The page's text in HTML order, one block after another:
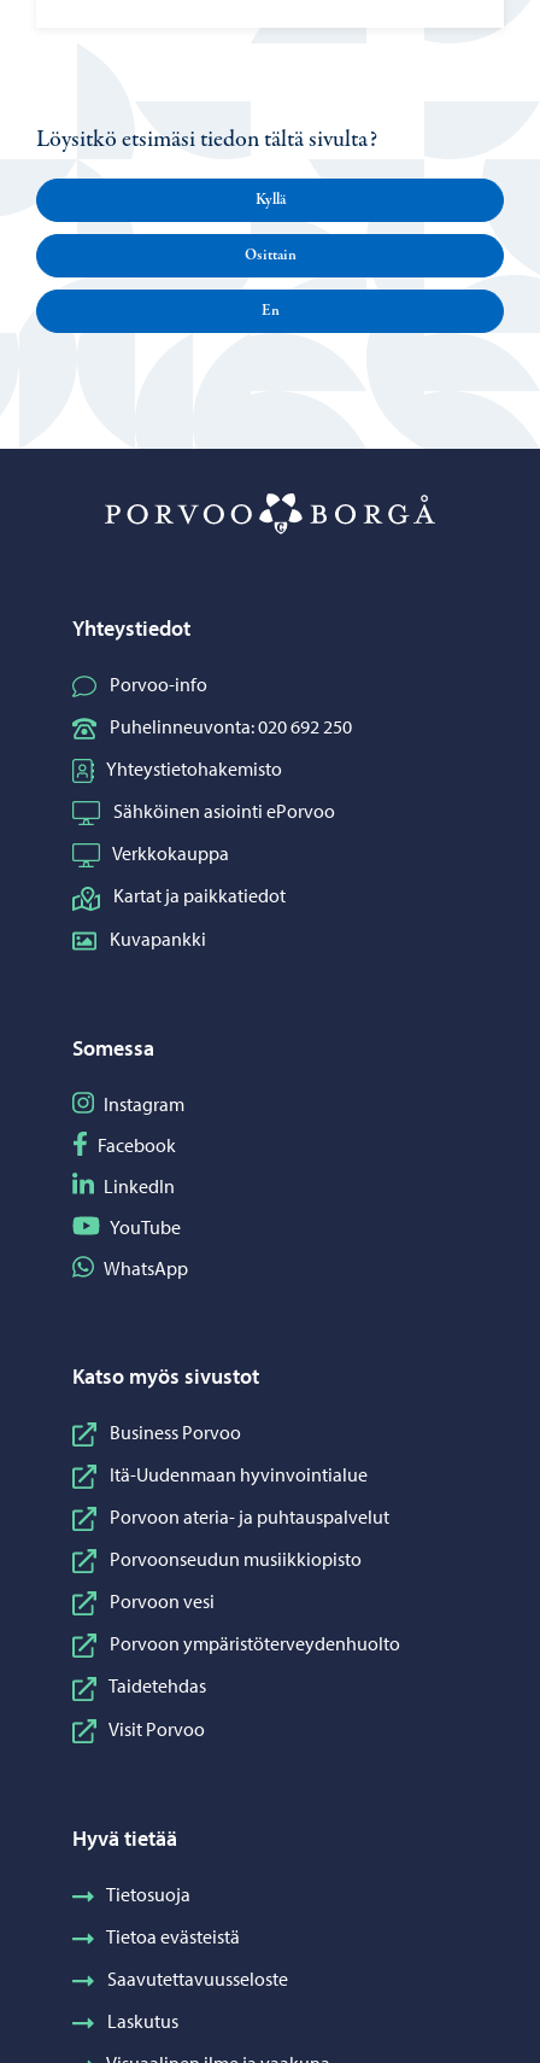
Löysitkö etsimäsi tiedon tältä sivulta?
Kyllä
Osittain
En
Yhteystiedot
Porvoo-info
Puhelinneuvonta: 020 692 250
Yhteystietohakemisto
Sähköinen asiointi ePorvoo
Verkkokauppa
Kartat ja paikkatiedot
Kuvapankki
Somessa
Seuraa Instagram
Instagram
Seuraa Facebook
Facebook
Seuraa LinkedIn
LinkedIn
Seuraa YouTube
YouTube
Jaa WhatsApp
WhatsApp
Katso myös sivustot
Business Porvoo
Itä-Uudenmaan hyvinvointialue
Porvoon ateria- ja puhtauspalvelut
Porvoonseudun musiikkiopisto
Porvoon vesi
Porvoon ympäristöterveydenhuolto
Taidetehdas
Visit Porvoo
Hyvä tietää
Tietosuoja
Tietoa evästeistä
Saavutettavuusseloste
Laskutus